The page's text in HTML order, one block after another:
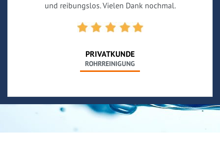
und reibungslos. Vielen Dank nochmal.
PRIVATKUNDE
ROHRREINIGUNG